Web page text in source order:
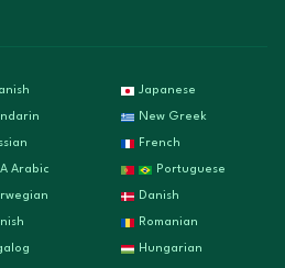
Japanese
New Greek
French
Arabic Portuguese
Danish
Romanian
Hungarian